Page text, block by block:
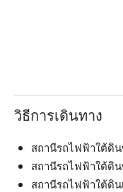
三杯雞 | 醬香濃郁、
蟹黃豆腐煲 | 口感滑嫩
點菜！
糖醋排骨 | 酸甜開胃，
剝皮辣椒雞湯 | 湯頭
วิธีการเดินทาง
สถานีรถไฟฟ้าใต้ดิ
สถานีรถไฟฟ้าใต้ดิ
สถานีรถไฟฟ้าใต้ดิน